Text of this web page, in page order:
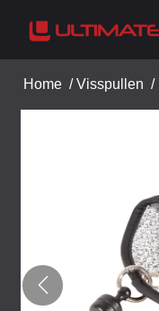
Home /Visspullen /